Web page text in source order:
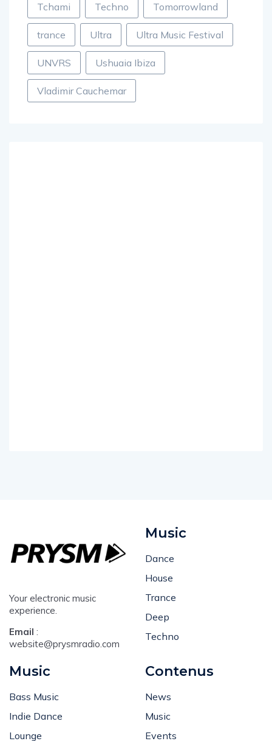
Tchami Techno Tomorrowland
trance Ultra Ultra Music Festival
UNVRS Ushuaia Ibiza
Vladimir Cauchemar
Your electronic music
experience.
Email :
website@prysmradio.com
Music
Dance
House
Trance
Deep
Techno
Music
Bass Music
Indie Dance
Lounge
Contenus
News
Music
Events